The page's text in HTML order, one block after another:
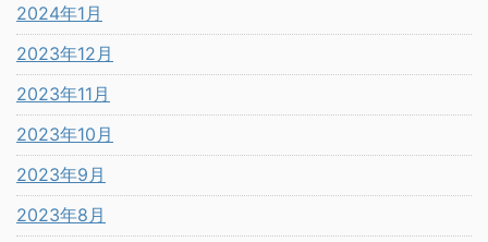
2024年1月
2023年12月
2023年11月
2023年10月
2023年9月
2023年8月